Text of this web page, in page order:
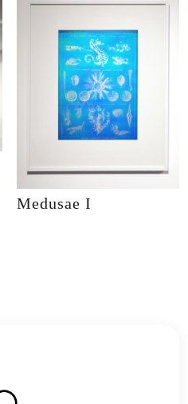
Medusae I